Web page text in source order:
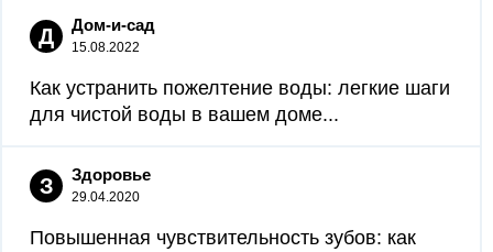
Д Дом-и-сад
15.08.2022
Как устранить пожелтение воды: легкие шаги
для чистой воды в вашем доме...
З Здоровье
29.04.2020
Повышенная чувствительность зубов: как